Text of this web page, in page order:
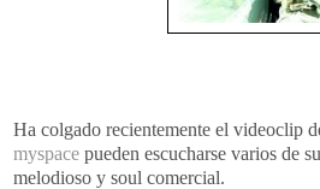
Ha colgado recientemente el videoclip
myspace pueden escucharse varios de
melodioso y soul comercial.